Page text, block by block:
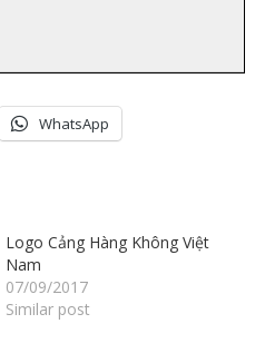
WhatsApp
Logo Cảng Hàng Không Việt
Nam
07/09/2017
Similar post